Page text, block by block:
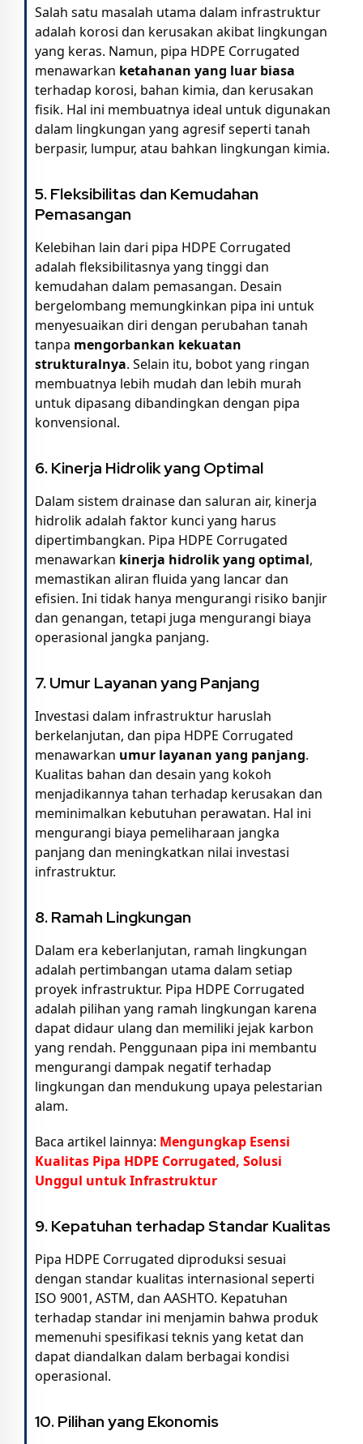
Salah satu masalah utama dalam infrastruktur
adalah korosi dan kerusakan akibat lingkungan
yang keras. Namun, pipa HDPE Corrugated
menawarkan ketahanan yang luar biasa
terhadap korosi, bahan kimia, dan kerusakan
fisik. Hal ini membuatnya ideal untuk digunakan
dalam lingkungan yang agresif seperti tanah
berpasir, lumpur, atau bahkan lingkungan kimia.
5. Fleksibilitas dan Kemudahan
Pemasangan
Kelebihan lain dari pipa HDPE Corrugated
adalah fleksibilitasnya yang tinggi dan
kemudahan dalam pemasangan. Desain
bergelombang memungkinkan pipa ini untuk
menyesuaikan diri dengan perubahan tanah
tanpa mengorbankan kekuatan
strukturalnya. Selain itu, bobot yang ringan
membuatnya lebih mudah dan lebih murah
untuk dipasang dibandingkan dengan pipa
konvensional.
6. Kinerja Hidrolik yang Optimal
Dalam sistem drainase dan saluran air, kinerja
hidrolik adalah faktor kunci yang harus
dipertimbangkan. Pipa HDPE Corrugated
menawarkan kinerja hidrolik yang optimal,
memastikan aliran fluida yang lancar dan
efisien. Ini tidak hanya mengurangi risiko banjir
dan genangan, tetapi juga mengurangi biaya
operasional jangka panjang.
7. Umur Layanan yang Panjang
Investasi dalam infrastruktur haruslah
berkelanjutan, dan pipa HDPE Corrugated
menawarkan umur layanan yang panjang.
Kualitas bahan dan desain yang kokoh
menjadikannya tahan terhadap kerusakan dan
meminimalkan kebutuhan perawatan. Hal ini
mengurangi biaya pemeliharaan jangka
panjang dan meningkatkan nilai investasi
infrastruktur.
8. Ramah Lingkungan
Dalam era keberlanjutan, ramah lingkungan
adalah pertimbangan utama dalam setiap
proyek infrastruktur. Pipa HDPE Corrugated
adalah pilihan yang ramah lingkungan karena
dapat didaur ulang dan memiliki jejak karbon
yang rendah. Penggunaan pipa ini membantu
mengurangi dampak negatif terhadap
lingkungan dan mendukung upaya pelestarian
alam.
Baca artikel lainnya: Mengungkap Esensi
Kualitas Pipa HDPE Corrugated, Solusi
Unggul untuk Infrastruktur
9. Kepatuhan terhadap Standar Kualitas
Pipa HDPE Corrugated diproduksi sesuai
dengan standar kualitas internasional seperti
ISO 9001, ASTM, dan AASHTO. Kepatuhan
terhadap standar ini menjamin bahwa produk
memenuhi spesifikasi teknis yang ketat dan
dapat diandalkan dalam berbagai kondisi
operasional.
10. Pilihan yang Ekonomis